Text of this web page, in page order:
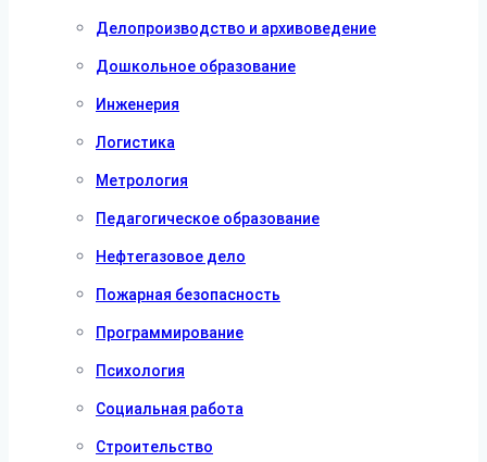
Делопроизводство и архивоведение
Дошкольное образование
Инженерия
Логистика
Метрология
Педагогическое образование
Нефтегазовое дело
Пожарная безопасность
Программирование
Психология
Социальная работа
Строительство